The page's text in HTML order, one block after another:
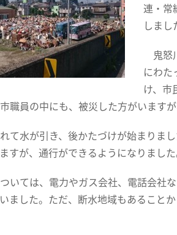
連・常
しまし
鬼怒
にわた
け、市
職員の中にも、被災した方がいます
て水が引き、後かたづけが始まりま
すが、通行ができるようになりまし
いては、電力やガス会社、電話会社
ました。ただ、断水地域もあること